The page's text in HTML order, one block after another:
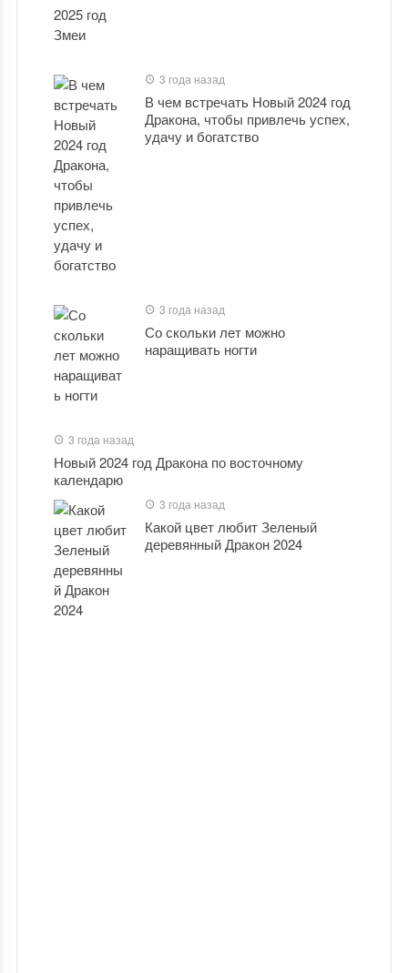
3 года назад
В чем встречать Новый 2024 год
Дракона, чтобы привлечь успех,
удачу и богатство
3 года назад
Со скольки лет можно
наращивать ногти
3 года назад
Новый 2024 год Дракона по восточному
календарю
3 года назад
Какой цвет любит Зеленый
деревянный Дракон 2024